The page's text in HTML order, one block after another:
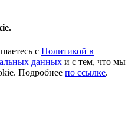
с Политикой в
данных и с тем, что мы
Подробнее по ссылке.